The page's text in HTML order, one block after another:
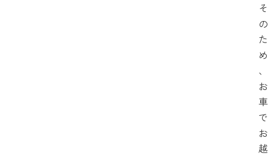
そ
の
た
め
、
お
車
で
お
越